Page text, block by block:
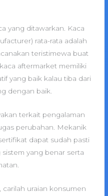
yang ditawarkan. Kaca
rata-rata adalah
teristimewa buat
aftermarket memiliki
yang baik kalau tiba dari
dengan baik.
terkait pengalaman
perubahan. Mekanik
dapat sudah pasti
yang benar serta
uraian konsumen